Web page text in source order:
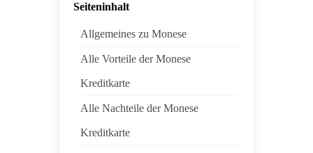
Seiteninhalt
Allgemeines zu Monese
Alle Vorteile der Monese
Kreditkarte
Alle Nachteile der Monese
Kreditkarte